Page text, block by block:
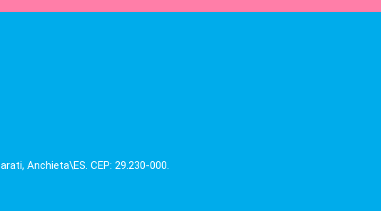
Anchieta\ES. CEP: 29.230-000.